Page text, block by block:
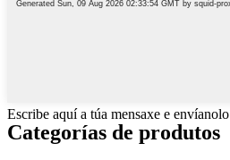
Escribe aquí a túa mensaxe e envíanolo
Categorías de produtos